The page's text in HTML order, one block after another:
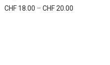
CHF 43.00
CHF 18.00 – CHF20.00